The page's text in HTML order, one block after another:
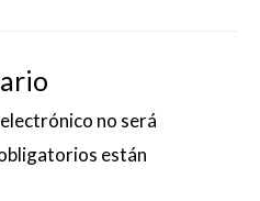
no será
están